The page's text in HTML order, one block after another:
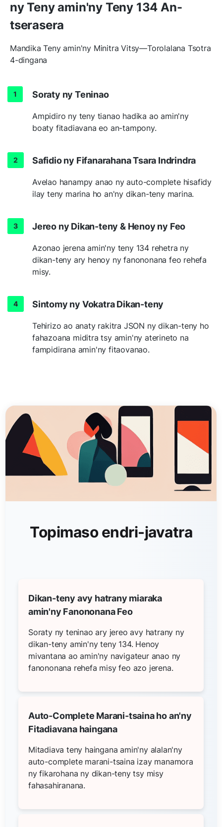
ny Teny amin'ny Teny 134 An-
tserasera
Mandika Teny amin'ny Minitra Vitsy—Torolalana Tsotra
4-dingana
Soraty ny Teninao
Ampidiro ny teny tianao hadika ao amin'ny
boaty fitadiavana eo an-tampony.
Safidio ny Fifanarahana Tsara Indrindra
Avelao hanampy anao ny auto-complete hisafidy
ilay teny marina ho an'ny dikan-teny marina.
Jereo ny Dikan-teny & Henoy ny Feo
Azonao jerena amin'ny teny 134 rehetra ny
dikan-teny ary henoy ny fanononana feo rehefa
misy.
Sintomy ny Vokatra Dikan-teny
Tehirizo ao anaty rakitra JSON ny dikan-teny ho
fahazoana miditra tsy amin'ny aterineto na
fampidirana amin'ny fitaovanao.
Topimaso endri-javatra
Dikan-teny avy hatrany miaraka
amin'ny Fanononana Feo
Soraty ny teninao ary jereo avy hatrany ny
dikan-teny amin'ny teny 134. Henoy
mivantana ao amin'ny navigateur anao ny
fanononana rehefa misy feo azo jerena.
Auto-Complete Marani-tsaina ho an'ny
Fitadiavana haingana
Mitadiava teny haingana amin'ny alalan'ny
auto-complete marani-tsaina izay manamora
ny fikarohana ny dikan-teny tsy misy
fahasahiranana.